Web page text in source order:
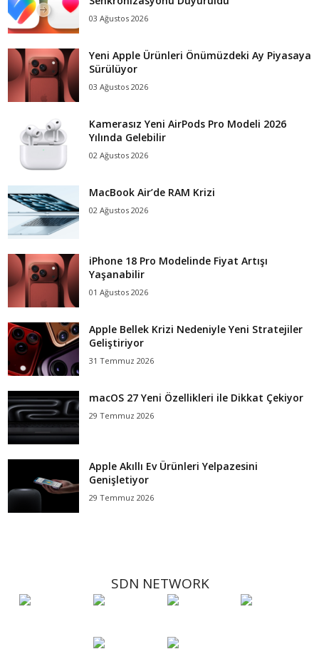
03 Ağustos 2026
Yeni Apple Ürünleri Önümüzdeki Ay Piyasaya
Sürülüyor
03 Ağustos 2026
Kamerasız Yeni AirPods Pro Modeli 2026
Yılında Gelebilir
02 Ağustos 2026
MacBook Air’de RAM Krizi
02 Ağustos 2026
iPhone 18 Pro Modelinde Fiyat Artışı
Yaşanabilir
01 Ağustos 2026
Apple Bellek Krizi Nedeniyle Yeni Stratejiler
Geliştiriyor
31 Temmuz 2026
macOS 27 Yeni Özellikleri ile Dikkat Çekiyor
29 Temmuz 2026
Apple Akıllı Ev Ürünleri Yelpazesini
Genişletiyor
29 Temmuz 2026
SDN NETWORK